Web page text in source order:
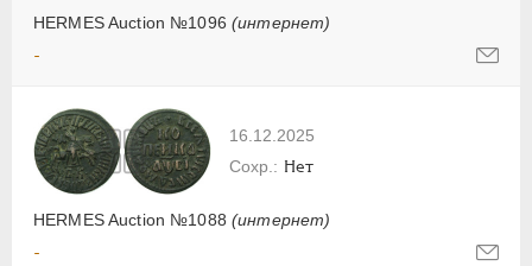
HERMES Auction №1096 (интернет)
-
16.12.2025
HERMES Auction №1088 (интернет)
Нет
-